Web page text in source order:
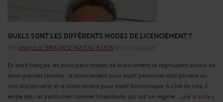
QUELS SONT LES DIFFÉRENTS MODES DE LICENCIEMENT ?
Par Jean-Luc BRAUNSCHWEIG-KLEINle 09/04/2026
En droit français, les principaux modes de licenciement se regroupent autour de
deux grandes familles : le licenciement pour motif personnel (disciplinaire ou
non disciplinaire) et le licenciement pour motif économique. À côté de cela, il
existe des cas particuliers comme l’inaptitude, qui suit un régime ... Lire la suite >